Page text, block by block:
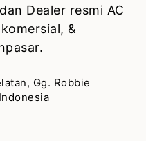
Dealer resmi AC
&
Gg. Robbie